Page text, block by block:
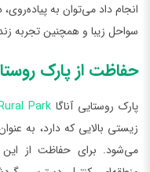
انجام داد می‌توان به
سواحل زیبا و همچنین تجربه
حفاظت از پارک
پارک روستایی آناگا Park
زیستی بالایی که دارد، به
می‌شود. برای حفاظت از این